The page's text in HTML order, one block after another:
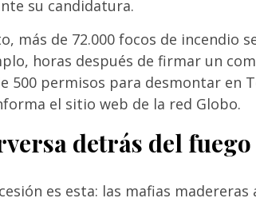
su candidatura.
más de 72.000 focos de incendio
horas después de firmar un
500 permisos para desmontar en
el sitio web de la red Globo.
detrás del fuego
es esta: las mafias